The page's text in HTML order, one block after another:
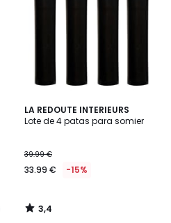
LA REDOUTE INTERIEURS
Lote de 4 patas para somier
39.99 €
33.99 € -15%
3,4
/ 5
3,4
/